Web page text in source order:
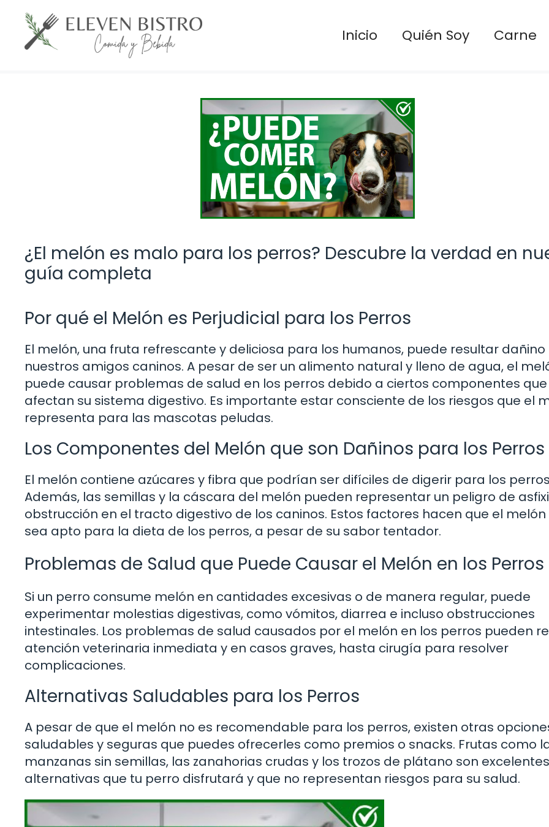
Saltar
contenido
Inicio Quién Soy Carne
¿El melón es malo para los perros? Descubre la verdad en
guía completa
Por qué el Melón es Perjudicial para los Perros
El melón, una fruta refrescante y deliciosa para los humanos, puede resultar
nuestros amigos caninos. A pesar de ser un alimento natural y lleno de agua, el
puede causar problemas de salud en los perros debido a ciertos componentes que
afectan su sistema digestivo. Es importante estar consciente de los riesgos que el
representa para las mascotas peludas.
Los Componentes del Melón que son Dañinos para los Perros
El melón contiene azúcares y fibra que podrían ser difíciles de digerir para los
Además, las semillas y la cáscara del melón pueden representar un peligro de
obstrucción en el tracto digestivo de los caninos. Estos factores hacen que el melón
sea apto para la dieta de los perros, a pesar de su sabor tentador.
Problemas de Salud que Puede Causar el Melón en los Perros
Si un perro consume melón en cantidades excesivas o de manera regular, puede
experimentar molestias digestivas, como vómitos, diarrea e incluso obstrucciones
intestinales. Los problemas de salud causados por el melón en los perros pueden
atención veterinaria inmediata y en casos graves, hasta cirugía para resolver
complicaciones.
Alternativas Saludables para los Perros
A pesar de que el melón no es recomendable para los perros, existen otras
saludables y seguras que puedes ofrecerles como premios o snacks. Frutas como
manzanas sin semillas, las zanahorias crudas y los trozos de plátano son excelentes
alternativas que tu perro disfrutará y que no representan riesgos para su salud.